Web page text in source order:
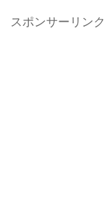
スポンサーリンク